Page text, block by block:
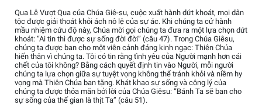
Qua Lễ Vượt Qua của Chúa Giê-su, cuộc xuất hành dứt khoát, mọi dân
tộc được giải thoát khỏi ách nô lệ của sự ác. Khi chúng ta cử hành
mầu nhiệm cứu độ này, Chúa mời gọi chúng ta đưa ra một lựa chọn dứt
khoát: “Ai tin thì được sự sống đời đời” (câu 47). Trong Chúa Giêsu,
chúng ta được ban cho một viễn cảnh đáng kinh ngạc: Thiên Chúa
hiến thân vì chúng ta. Tôi có tin rằng tình yêu của Người mạnh hơn cái
chết của tôi không? Bằng cách quyết định tin vào Người, mỗi người
chúng ta lựa chọn giữa sự tuyệt vọng không thể tránh khỏi và niềm hy
vọng mà Thiên Chúa ban tặng. Khát khao sự sống và công lý của
chúng ta được thỏa mãn bởi lời của Chúa Giêsu: “Bánh Ta sẽ ban cho
sự sống của thế gian là thịt Ta” (câu 51).